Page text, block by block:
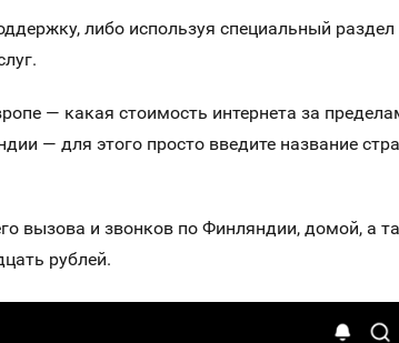
либо используя специальный
— какая стоимость интернета за
— для этого просто введите название
вызова и звонков по Финляндии, домой, а
рублей.